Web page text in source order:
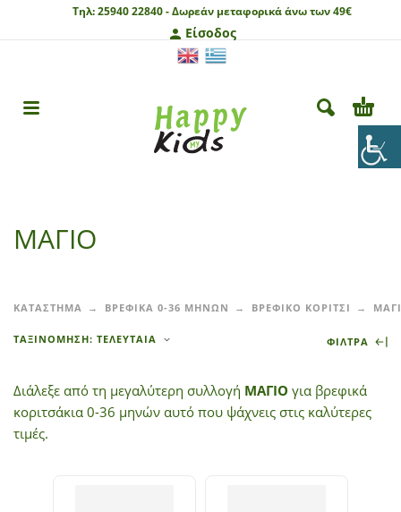
Τηλ:25940 22840 -Δωρεάν μεταφορικά άνω των 49€
Είσοδος
ΜΑΓΙΟ
ΚΑΤΑΣΤΗΜΑ ΒΡΕΦΙΚΑ 0-36 ΜΗΝΩΝ ΒΡΕΦΙΚΟ ΚΟΡΙΤΣΙ
ΤΑΞΙΝΌΜΗΣΗ: ΤΕΛΕΥΤΑΊΑ ΦΙΛΤΡΑ
Διάλεξε από τη μεγαλύτερη συλλογή ΜΑΓΙΟ για βρεφικά
κοριτσάκια 0-36 μηνών αυτό που ψάχνεις στις καλύτερες
τιμές.